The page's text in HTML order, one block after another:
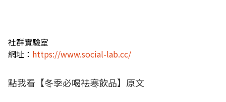
社群實驗室
網址： https://www.social-lab.cc/
點我看 【冬季必喝祛寒飲品】 原文